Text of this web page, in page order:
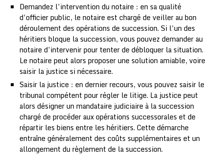
Demandez l’intervention du notaire : en sa qualité
d’officier public, le notaire est chargé de veiller au bon
déroulement des opérations de succession. Si l’un des
héritiers bloque la succession, vous pouvez demander au
notaire d’intervenir pour tenter de débloquer la situation.
Le notaire peut alors proposer une solution amiable, voire
saisir la justice si nécessaire.
Saisir la justice : en dernier recours, vous pouvez saisir le
tribunal compétent pour régler le litige. La justice peut
alors désigner un mandataire judiciaire à la succession
chargé de procéder aux opérations successorales et de
répartir les biens entre les héritiers. Cette démarche
entraîne généralement des coûts supplémentaires et un
allongement du règlement de la succession.